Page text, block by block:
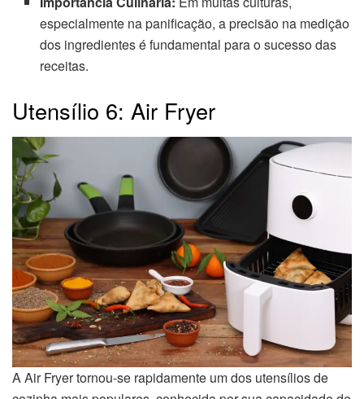
especialmente na panificação, a precisão na medição
dos ingredientes é fundamental para o sucesso das
receitas.
Utensílio 6: Air Fryer
A Air Fryer tornou-se rapidamente um dos utensílios de